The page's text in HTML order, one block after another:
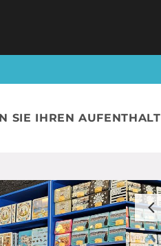
SIE IHREN AUFENTHALT